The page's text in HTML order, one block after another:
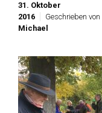
31. Oktober
2016
Geschrieben von
Michael